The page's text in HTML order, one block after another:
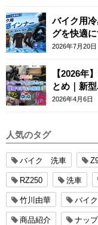
バイク用
グを快適
2026年7月20日
【2026年
とめ｜新
2026年4月6日
人気のタグ
バイク 洗車
RZ250 洗車
竹川由華 バイ
商品紹介 ナッ